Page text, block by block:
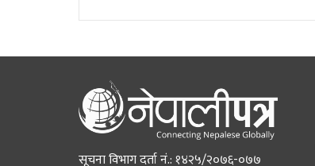
सूचना विभाग दर्ता नं.: १४२५/२०७६-०७७